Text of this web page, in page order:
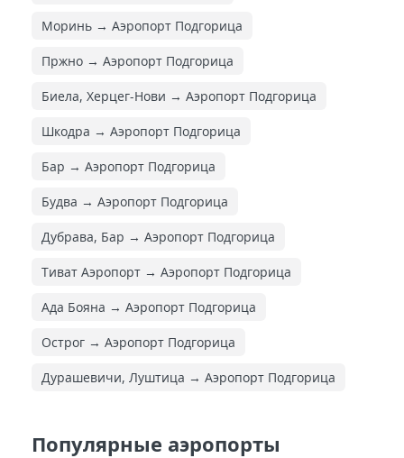
Моринь → Аэропорт Подгорица
Пржно → Аэропорт Подгорица
Биела, Херцег-Нови → Аэропорт Подгорица
Шкодра → Аэропорт Подгорица
Бар → Аэропорт Подгорица
Будва → Аэропорт Подгорица
Дубрава, Бар → Аэропорт Подгорица
Тиват Аэропорт → Аэропорт Подгорица
Ада Бояна → Аэропорт Подгорица
Острог → Аэропорт Подгорица
Дурашевичи, Луштица → Аэропорт Подгорица
Популярные аэропорты